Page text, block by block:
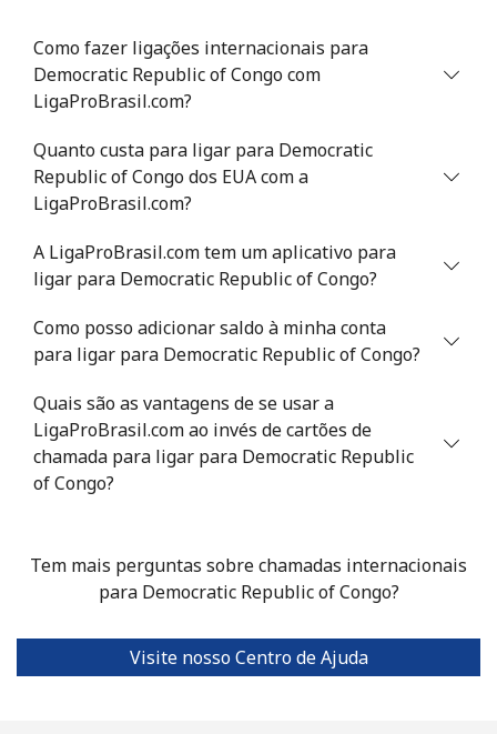
Como fazer ligações internacionais para
Democratic Republic of Congo com
LigaProBrasil.com?
Quanto custa para ligar para Democratic
Republic of Congo dos EUA com a
LigaProBrasil.com?
A LigaProBrasil.com tem um aplicativo para
ligar para Democratic Republic of Congo?
Como posso adicionar saldo à minha conta
para ligar para Democratic Republic of Congo?
Quais são as vantagens de se usar a
LigaProBrasil.com ao invés de cartões de
chamada para ligar para Democratic Republic
of Congo?
Tem mais perguntas sobre chamadas internacionais
para Democratic Republic of Congo?
Visite nosso Centro de Ajuda